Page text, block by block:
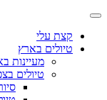
קצת עלי
טיולים בארץ
מעיינות
טיולים